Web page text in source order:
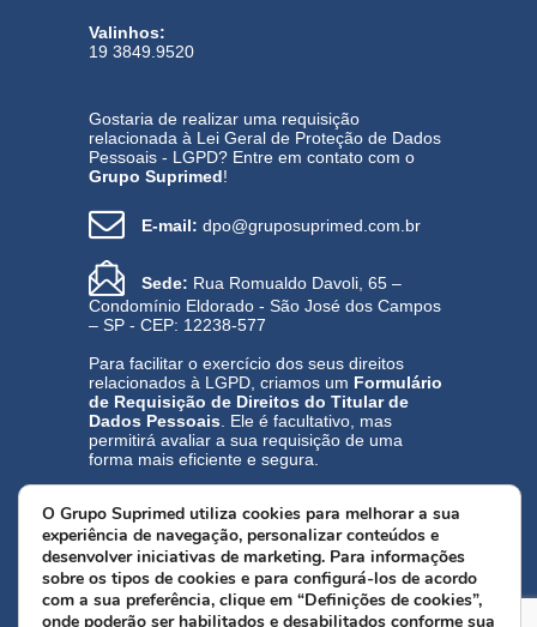
Valinhos:
19 3849.9520
Gostaria de realizar uma requisição
relacionada à Lei Geral de Proteção de Dados
Pessoais - LGPD? Entre em contato com o
Grupo Suprimed!
E-mail: dpo@gruposuprimed.com.br
Sede: Rua Romualdo Davoli, 65 –
Condomínio Eldorado - São José dos Campos
– SP - CEP: 12238-577
Para facilitar o exercício dos seus direitos
relacionados à LGPD, criamos um Formulário
de Requisição de Direitos do Titular de
Dados Pessoais . Ele é facultativo, mas
permitirá avaliar a sua requisição de uma
forma mais eficiente e segura.
Direitos do Titular de Dados Pessoais.
Política de Privacidade
Encarregado pelo Tratamento de Dados
Pessoais (DPO): Alaor Dias
O Grupo Suprimed utiliza cookies para melhorar a sua
experiência de navegação, personalizar conteúdos e
desenvolver iniciativas de marketing. Para informações
sobre os tipos de cookies e para configurá-los de acordo
com a sua preferência, clique em “Definições de cookies”,
onde poderão ser habilitados e desabilitados conforme sua